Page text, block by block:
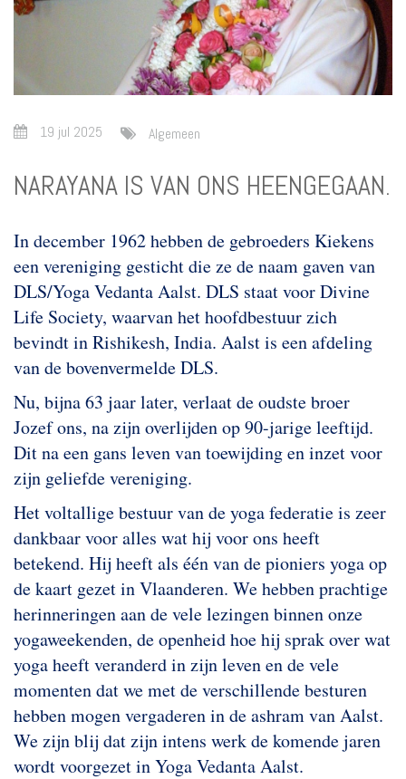
19 jul 2025 Algemeen
NARAYANA IS VAN ONS HEENGEGAAN.
In december 1962 hebben de gebroeders Kiekens
een vereniging gesticht die ze de naam gaven van
DLS/Yoga Vedanta Aalst. DLS staat voor Divine
Life Society, waarvan het hoofdbestuur zich
bevindt in Rishikesh, India. Aalst is een afdeling
van de bovenvermelde DLS.
Nu, bijna 63 jaar later, verlaat de oudste broer
Jozef ons, na zijn overlijden op 90-jarige leeftijd.
Dit na een gans leven van toewijding en inzet voor
zijn geliefde vereniging.
Het voltallige bestuur van de yoga federatie is zeer
dankbaar voor alles wat hij voor ons heeft
betekend. Hij heeft als één van de pioniers yoga op
de kaart gezet in Vlaanderen. We hebben prachtige
herinneringen aan de vele lezingen binnen onze
yogaweekenden, de openheid hoe hij sprak over wat
yoga heeft veranderd in zijn leven en de vele
momenten dat we met de verschillende besturen
hebben mogen vergaderen in de ashram van Aalst.
We zijn blij dat zijn intens werk de komende jaren
wordt voorgezet in Yoga Vedanta Aalst.